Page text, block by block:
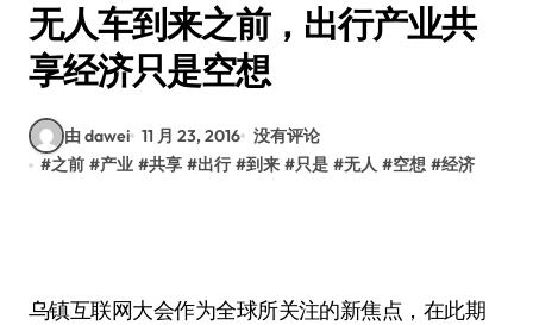
无人车到来之前，出行产业共
享经济只是空想
由 dawei 11 月 23, 2016 没有评论
#之前 #产业 #共享 #出行 #到来 #只是 #无人 #空想 #经济
乌镇互联网大会作为全球所关注的新焦点，在此期